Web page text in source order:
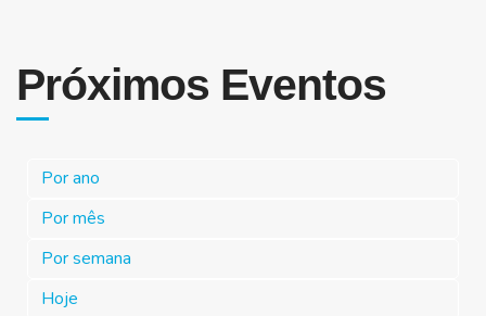
Próximos Eventos
Por ano
Por mês
Por semana
Hoje